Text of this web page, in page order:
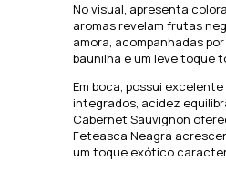
No visual, apresenta
aromas revelam frutas
amora, acompanhadas
baunilha e um leve toque
Em boca, possui
integrados, acidez
Cabernet Sauvignon
Feteasca Neagra
um toque exótico